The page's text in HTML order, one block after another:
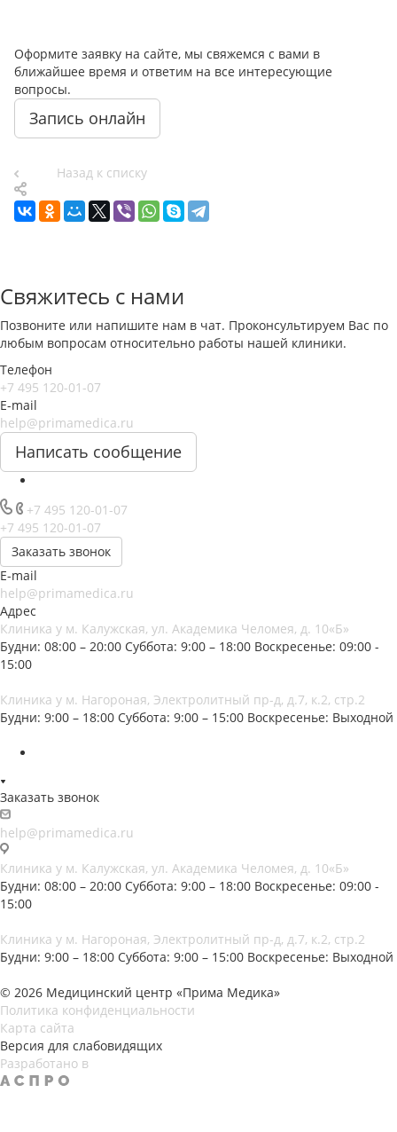
Оформите заявку на сайте, мы свяжемся с вами в
ближайшее время и ответим на все интересующие
вопросы.
Запись онлайн
Назад к списку
Свяжитесь с нами
Позвоните или напишите нам в чат. Проконсультируем Вас по
любым вопросам относительно работы нашей клиники.
Телефон
+7 495 120-01-07
E-mail
help@primamedica.ru
Написать сообщение
+7 495 120-01-07
+7 495 120-01-07
Заказать звонок
E-mail
help@primamedica.ru
Адрес
Клиника у м. Калужская, ул. Академика Челомея, д. 10«Б»
Будни: 08:00 – 20:00 Суббота: 9:00 – 18:00 Воскресенье: 09:00 -
15:00
Клиника у м. Нагороная, Электролитный пр-д, д.7, к.2, стр.2
Будни: 9:00 – 18:00 Суббота: 9:00 – 15:00 Воскресенье: Выходной
Заказать звонок
help@primamedica.ru
Клиника у м. Калужская, ул. Академика Челомея, д. 10«Б»
Будни: 08:00 – 20:00 Суббота: 9:00 – 18:00 Воскресенье: 09:00 -
15:00
Клиника у м. Нагороная, Электролитный пр-д, д.7, к.2, стр.2
Будни: 9:00 – 18:00 Суббота: 9:00 – 15:00 Воскресенье: Выходной
© 2026 Медицинский центр «Прима Медика»
Политика конфиденциальности
Карта сайта
Версия для слабовидящих
Разработано в